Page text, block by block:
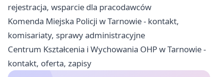
rejestracja, wsparcie dla pracodawców
Komenda Miejska Policji w Tarnowie - kontakt,
komisariaty, sprawy administracyjne
Centrum Kształcenia i Wychowania OHP w Tarnowie -
kontakt, oferta, zapisy